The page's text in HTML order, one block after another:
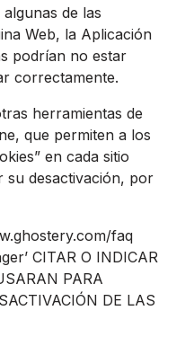
de las
Web, la Aplicación
podrían no estar
correctamente.
herramientas de
que permiten a los
en cada sitio
su desactivación, por
faq
CITAR O INDICAR
PARA
DE LAS